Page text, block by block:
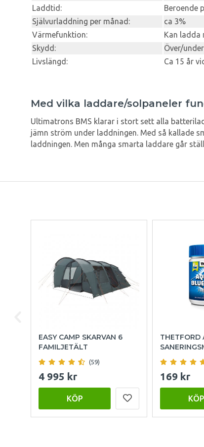
Laddtid:
Beroende
Självurladdning per månad:
ca 3%
Värmefunktion:
Kan ladda
Skydd:
Över/
Livslängd:
Ca 15 år
Med vilka laddare/solpaneler
Ultimatrons BMS klarar i stort sett alla
jämn ström under laddningen. Med så kallade
laddningen. Men många smarta laddare går
EASY CAMP SKARVAN 6
FAMILJETÄLT
(59)
4 995 kr
KÖP
THETFORD
169 kr
KÖP